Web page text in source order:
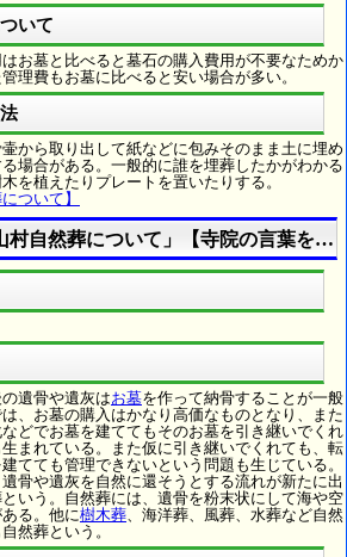
いて
お墓と比べると墓石の購入費用が不要なためか
理費もお墓に比べると安い場合が多い。
から取り出して紙などに包みそのまま土に埋め
場合がある。一般的に誰を埋葬したかがわかる
を植えたりプレートを置いたりする。
ついて】
村自然葬について」【寺院の言葉を理
遺骨や遺灰はお墓を作って納骨することが一般
、お墓の購入はかなり高価なものとなり、また
どでお墓を建ててもそのお墓を引き継いでくれ
まれている。また仮に引き継いでくれても、転
てても管理できないという問題も生じている。
骨や遺灰を自然に還そうとする流れが新たに出
いう。自然葬には、遺骨を粉末状にして海や空
る。他に樹木葬、海洋葬、風葬、水葬など自然
然葬という。